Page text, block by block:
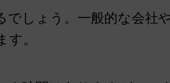
しょう。一般的な会社
。